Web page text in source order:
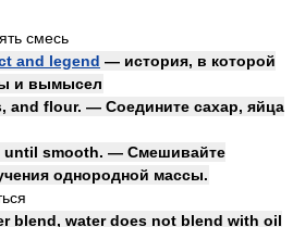
смесь
and legend — история, в которой
и вымысел
and flour. — Соедините сахар, яйца
until smooth. — Смешивайте
однородной массы.
blend, water does not blend with oil